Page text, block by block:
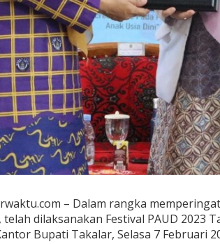
– Dalam rangka
telah dilaksanakan Festival PAUD 2023
Bupati Takalar, Selasa 7 Februari